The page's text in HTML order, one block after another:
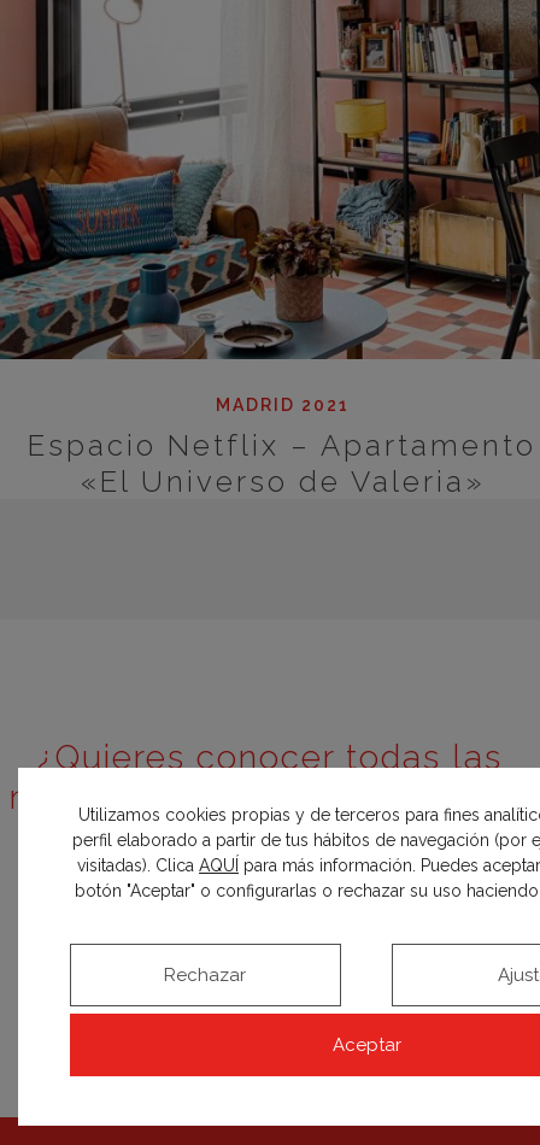
MADRID 2021
Espacio Netflix – Apartamento
«El Universo de Valeria»
¿Quieres conocer todas las
novedades sobre Casa Decor?
Inscríbete y entérate el primero
Utilizamos cookies propias y de terceros para fines
perfil elaborado a partir de tus hábitos de navegación (por
visitadas). Clica AQUÍ para más información. Puedes
botón "Aceptar" o configurarlas o rechazar su uso
Aceptar
Rechazar